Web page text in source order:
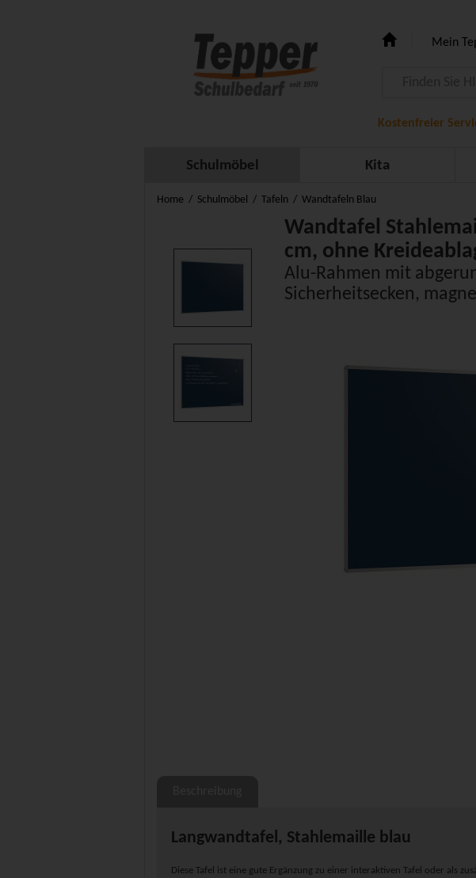
Mein
Kostenfreier
Schulmöbel Kita
Home Schulmöbel Tafeln Wandtafeln Blau
Wandtafel
cm, ohne
Alu-Rahmen mit
Sicherheitsecken,
Langwandtafel, Stahlemaille blau
Diese Tafel ist eine gute Ergänzung zu einer interaktiven Tafel oder als